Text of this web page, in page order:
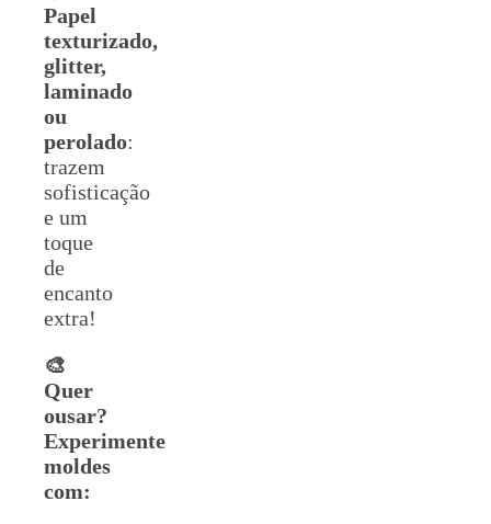
Papel
texturizado,
glitter,
laminado
ou
perolado:
trazem
sofisticação
e um
toque
de
encanto
extra!
🎨
Quer
ousar?
Experimente
moldes
com: